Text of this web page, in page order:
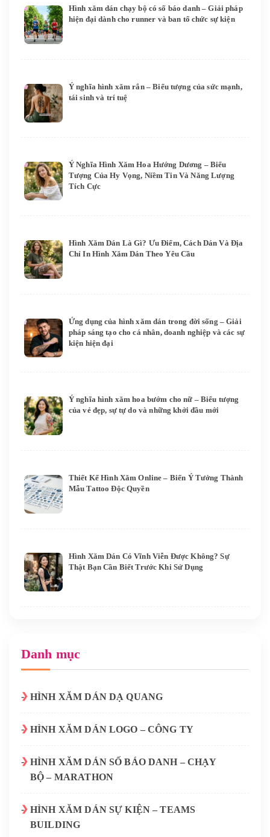
Hình xăm dán chạy bộ có số báo danh – Giải pháp
hiện đại dành cho runner và ban tổ chức sự kiện
Ý nghĩa hình xăm rắn – Biểu tượng của sức mạnh,
tái sinh và trí tuệ
Ý Nghĩa Hình Xăm Hoa Hướng Dương – Biểu
Tượng Của Hy Vọng, Niềm Tin Và Năng Lượng
Tích Cực
Hình Xăm Dán Là Gì? Ưu Điểm, Cách Dán Và Địa
Chỉ In Hình Xăm Dán Theo Yêu Cầu
Ứng dụng của hình xăm dán trong đời sống – Giải
pháp sáng tạo cho cá nhân, doanh nghiệp và các sự
kiện hiện đại
Ý nghĩa hình xăm hoa bướm cho nữ – Biểu tượng
của vẻ đẹp, sự tự do và những khởi đầu mới
Thiết Kế Hình Xăm Online – Biến Ý Tưởng Thành
Mẫu Tattoo Độc Quyền
Hình Xăm Dán Có Vĩnh Viễn Được Không? Sự
Thật Bạn Cần Biết Trước Khi Sử Dụng
Danh mục
HÌNH XĂM DÁN DẠ QUANG
HÌNH XĂM DÁN LOGO – CÔNG TY
HÌNH XĂM DÁN SỐ BÁO DANH – CHẠY
BỘ – MARATHON
HÌNH XĂM DÁN SỰ KIỆN – TEAMS
BUILDING